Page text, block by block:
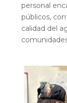
personal
públicos,
calidad del